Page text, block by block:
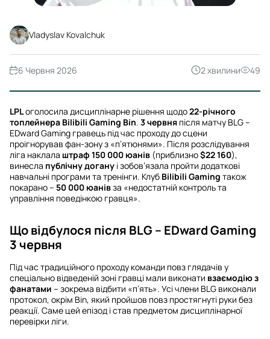
Vladyslav Kovalchuk
2 хвилини 49
6 Червня 2026
LPLоголосила дисциплінарне рішення щодо22-річного
топлейнера Bilibili Gaming Bin. 3 червня після матчу BLG –
EDward Gaming гравець під час проходу до сцени
проігнорував фан-зону з «п’ятюнями». Після розслідування
ліга наклала штраф 150 000 юанів (приблизно$22 160),
винесла публічну догану і зобов’язала пройти додаткові
навчальні програми та тренінги. Клуб Bilibili Gaming також
покарано – 50 000 юанівза «недостатній контроль та
управління поведінкою гравця».
Що відбулося після BLG – EDward Gaming
3 червня
Під час традиційного проходу команди повз глядачів у
спеціально відведеній зоні гравці мали виконати взаємодію з
фанатами – зокрема відбити «п’ять». Усі члени BLG виконали
протокол, окрім Bin, який пройшов повз простягнуті руки без
реакції. Саме цей епізод і став предметом дисциплінарної
перевірки ліги.